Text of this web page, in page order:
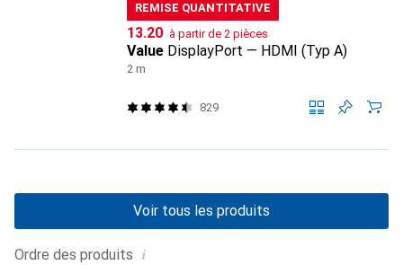
REMISE QUANTITATIVE
CHF
13.20 à partir de 2 pièces
Value DisplayPort — HDMI (Typ A)
2 m
829
Ordre des produits i
Voir tous les produits